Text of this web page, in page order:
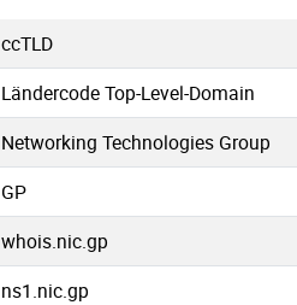
ccTLD
Ländercode Top-Level-Domain
Networking Technologies Group
GP
whois.nic.gp
ns1.nic.gp